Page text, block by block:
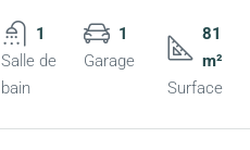
1
Salle de
bain
1
Garage
81
m²
Surface